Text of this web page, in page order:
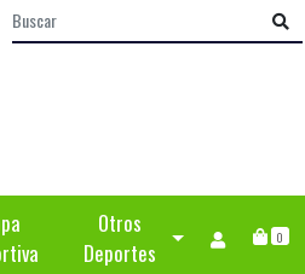
Otros
Deportes
0